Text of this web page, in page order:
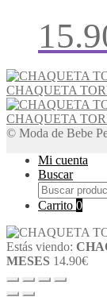
CHAQUETA
CHAQUETA
© Moda de Bebe
Mi cuenta
Buscar
Buscar
por:
Carrito 0
Estás viendo:
MESES 14.90€